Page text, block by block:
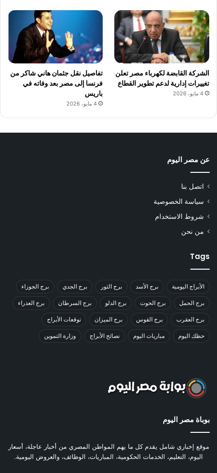
الشركة القابضة لكهرباء مصر تعلن
تغييرات إدارية لدعم تطوير القطاع
4 مايو، 2026
تفاصيل نقل جثمان هاني شاكر من
فرنسا إلى مصر بعد وفاته في
باريس
4 مايو، 2026
عن مصر اليوم
اتصل بنا
سياسة الخصوصية
شروط الاستخدام
من نحن
Tags
الأبراج اليومية برج الأسد برج الثور برج الجدي برج الجوزاء
برج الحمل برج الحوت برج الدلو برج السرطان برج العذراء
برج العقرب برج القوس برج الميزان توقعات الأبراج
حظك اليوم مباريات اليوم نصائح الأبراج وزارة التموين
بوباة مصر اليوم
موقع إخباري شامل يقدم كل ما يهم المواطن المصري من أخبار عاجلة، أسعار
اليوم، التعليم، الخدمات الحكومية، المباريات، الوظائف، والعروض اليومية.